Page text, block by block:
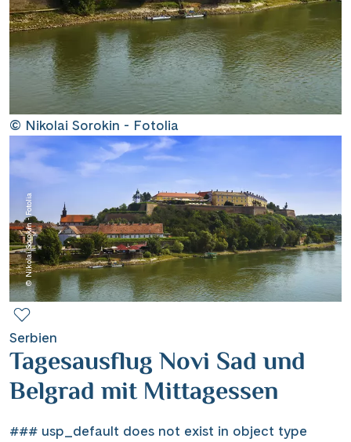
Informations
Contact
Mentions légales
Contact professionnel
Hotline +41 71 552 40 30 DE
© Nikolai Sorokin - Fotolia
© Nikolai Sorokin - Fotolia
Serbien
Tagesausflug Novi Sad und
Belgrad mit Mittagessen
### usp_default does not exist in object type